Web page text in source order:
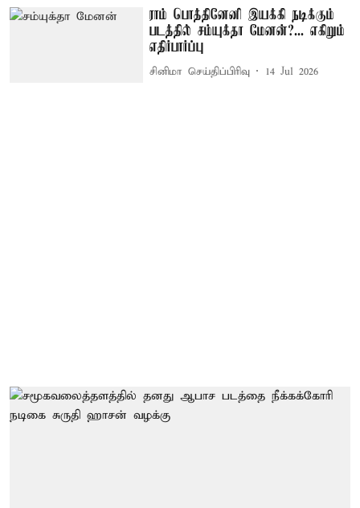
ராம் பொத்தினேனி இயக்கி நடிக்கும்
படத்தில் சம்யுக்தா மேனன்?... எகிறும்
எதிர்பார்ப்பு
சினிமா செய்திப்பிரிவு 14 Jul 2026